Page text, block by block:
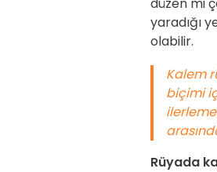
düzen mi
yaradığı
olabilir.
Kalem
biçimi
Rüyada